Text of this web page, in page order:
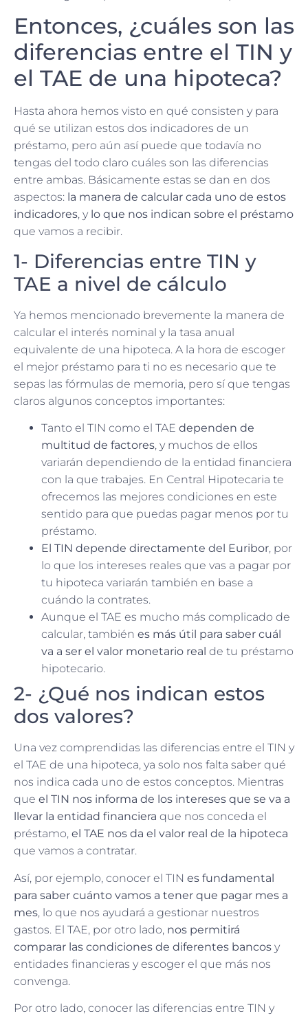
Entonces, ¿cuáles son las
diferencias entre el TIN y
el TAE de una hipoteca?
Hasta ahora hemos visto en qué consisten y para
qué se utilizan estos dos indicadores de un
préstamo, pero aún así puede que todavía no
tengas del todo claro cuáles son las diferencias
entre ambas. Básicamente estas se dan en dos
aspectos: la manera de calcular cada uno de estos
indicadores, y lo que nos indican sobre el préstamo
que vamos a recibir.
1- Diferencias entre TIN y
TAE a nivel de cálculo
Ya hemos mencionado brevemente la manera de
calcular el interés nominal y la tasa anual
equivalente de una hipoteca. A la hora de escoger
el mejor préstamo para ti no es necesario que te
sepas las fórmulas de memoria, pero sí que tengas
claros algunos conceptos importantes:
Tanto el TIN como el TAE dependen de
multitud de factores, y muchos de ellos
variarán dependiendo de la entidad financiera
con la que trabajes. En Central Hipotecaria te
ofrecemos las mejores condiciones en este
sentido para que puedas pagar menos por tu
préstamo.
El TIN depende directamente del Euribor, por
lo que los intereses reales que vas a pagar por
tu hipoteca variarán también en base a
cuándo la contrates.
Aunque el TAE es mucho más complicado de
calcular, también es más útil para saber cuál
va a ser el valor monetario real de tu préstamo
hipotecario.
2- ¿Qué nos indican estos
dos valores?
Una vez comprendidas las diferencias entre el TIN y
el TAE de una hipoteca, ya solo nos falta saber qué
nos indica cada uno de estos conceptos. Mientras
que el TIN nos informa de los intereses que se va a
llevar la entidad financiera que nos conceda el
préstamo, el TAE nos da el valor real de la hipoteca
que vamos a contratar.
Así, por ejemplo, conocer el TIN es fundamental
para saber cuánto vamos a tener que pagar mes a
mes, lo que nos ayudará a gestionar nuestros
gastos. El TAE, por otro lado, nos permitirá
comparar las condiciones de diferentes bancos y
entidades financieras y escoger el que más nos
convenga.
Por otro lado, conocer las diferencias entre TIN y